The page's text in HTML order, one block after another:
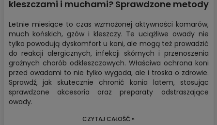
kleszczami i muchami? Sprawdzone metody
Letnie miesiące to czas wzmożonej aktywności komarów,
much końskich, gzów i kleszczy. Te uciążliwe owady nie
tylko powodują dyskomfort u koni, ale mogą też prowadzić
do reakcji alergicznych, infekcji skórnych i przenoszenia
groźnych chorób odkleszczowych. Właściwa ochrona koni
przed owadami to nie tylko wygoda, ale i troska o zdrowie.
Sprawdź, jak skutecznie chronić konia latem, stosując
sprawdzone akcesoria orazpreparaty odstraszające
owady.
CZYTAJ CAŁOŚĆ »